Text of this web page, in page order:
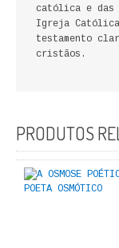
REVISTA
POLÍTICA
COLEÇÃO
OUTROS TEMAS
católica e das
Igreja Católica
testamento
cristãos.
PRODUTOS